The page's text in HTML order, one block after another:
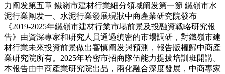
力阐发第五章 鐵嶺市建材行業細分領域阐发第一節 鐵嶺市水
泥行業阐发一、水泥行業發展現狀中商產業研究院發布
《2019-2025年鐵嶺市建材行業市場前景及投融資戰略研究報
告》由資深專家和研究人員通過缜密的市場調研，對鐵嶺市建
材行業未來投資前景做出審慎阐发與預測，報告版權歸中商產
業研究院所有。2025年哈密市招商隊伍能力提拔培訓班開講。
本報告由中商產業研究院出品，兩化融合深度發展，中商專家